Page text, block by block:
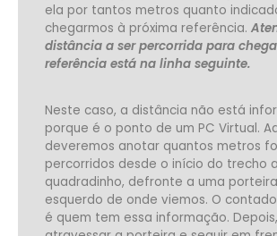
ela por tantos metros quanto
chegarmos à próxima referência.
distância a ser percorrida para
referência está na linha seguinte.
Neste caso, a distância não está
porque é o ponto de um PC Virtual.
deveremos anotar quantos metros
percorridos desde o início do trecho
quadradinho, defronte a uma
esquerdo de onde viemos. O
é quem tem essa informação.